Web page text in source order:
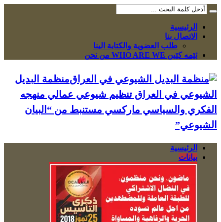
الرئيسية
الاتصال بنا
طلب العضوية والكتابة الينا
ئێمە کێین WHO ARE WE من نحن
منظمة البديل
الشيوعي في العراق تنظيم شيوعي عمالي منهجه
الفكري والسياسي ماركسي مستنبط من “البيان
الشيوعي”
الرئيسية
بيانات